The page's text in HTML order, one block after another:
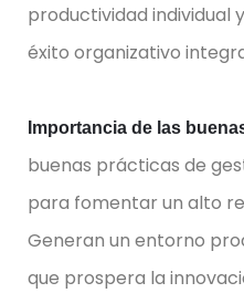
productividad individual
éxito organizativo
Importancia de las
buenas prácticas de
para fomentar un alto
Generan un entorno
que prospera la